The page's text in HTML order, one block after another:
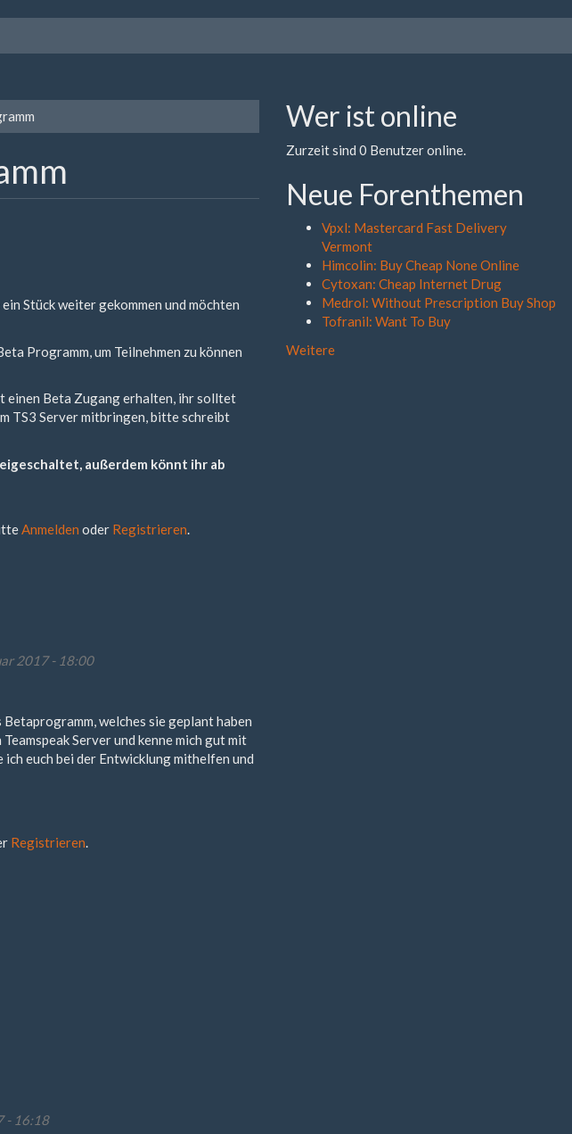
Stück weiter gekommen und möchten
Programm, um Teilnehmen zu können
einen Beta Zugang erhalten, ihr solltet
TS3 Server mitbringen, bitte schreibt
außerdem könnt ihr ab
Anmelden oder Registrieren.
2017 - 18:00
welches sie geplant haben
Server und kenne mich gut mit
euch bei der Entwicklung mithelfen und
Registrieren.
- 16:18
Wer ist online
Zurzeit sind 0 Benutzer online.
Neue Forenthemen
Vpxl: Mastercard Fast Delivery
Vermont
Himcolin: Buy Cheap None Online
Cytoxan: Cheap Internet Drug
Medrol: Without Prescription Buy Shop
Tofranil: Want To Buy
Weitere